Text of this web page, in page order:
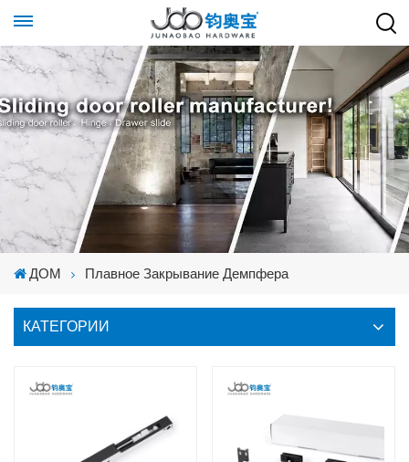
ДОМ Плавное Закрывание Демпфера
КАТЕГОРИИ